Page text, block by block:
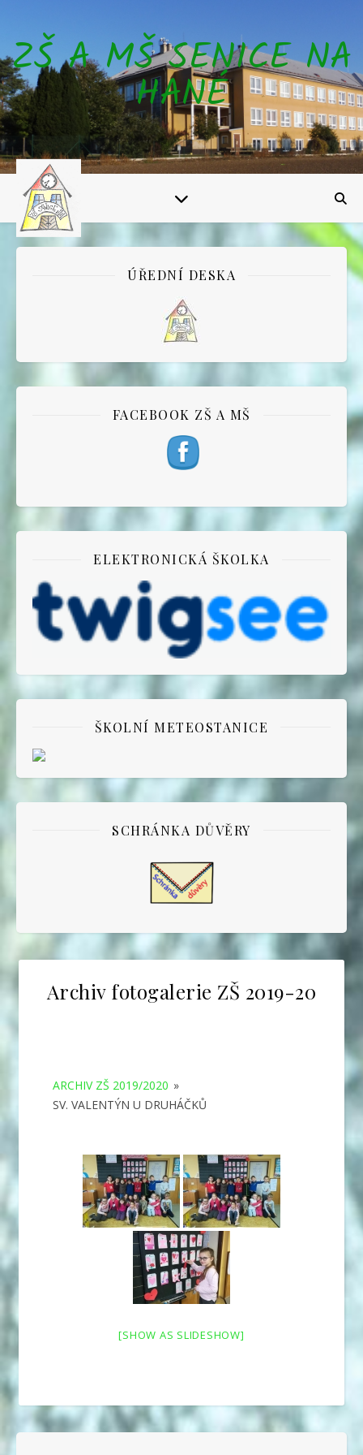
ZŠ A MŠ SENICE NA
HANÉ
ÚŘEDNÍ DESKA
FACEBOOK ZŠ A MŠ
ELEKTRONICKÁ ŠKOLKA
ŠKOLNÍ METEOSTANICE
SCHRÁNKA DŮVĚRY
Archiv fotogalerie ZŠ 2019-20
ARCHIV ZŠ 2019/2020 »
SV. VALENTÝN U DRUHÁČKŮ
[SHOW AS SLIDESHOW]